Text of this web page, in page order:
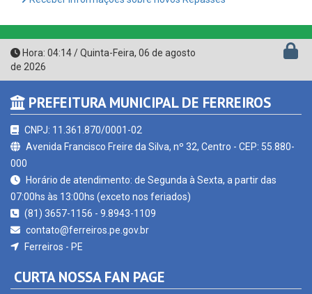
Hora:04:14/Quinta-Feira,06 de agosto
de 2026
PREFEITURA MUNICIPAL DE FERREIROS
CNPJ: 11.361.870/0001-02
000
Horário de atendimento: de Segunda à Sexta, a partir das
contato@ferreiros.pe.gov.br
Ferreiros - PE
CURTA NOSSA FAN PAGE